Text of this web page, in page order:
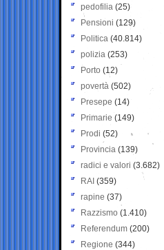
pedofilia (25)
Pensioni (129)
Politica (40.814)
polizia (253)
Porto (12)
povertà (502)
Presepe (14)
Primarie (149)
Prodi (52)
Provincia (139)
radici e valori (3.682)
RAI (359)
rapine (37)
Razzismo (1.410)
Referendum (200)
Regione (344)